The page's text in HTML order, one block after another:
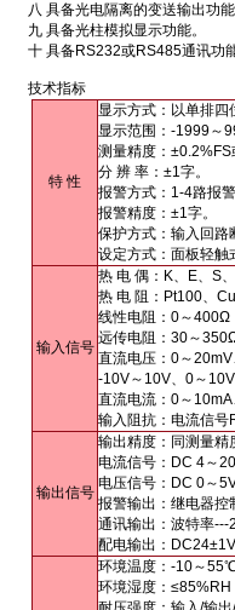
八 具备光电隔离的变送输出功
九 具备光柱模拟显示功能。
十 具备RS232或RS485通讯功
技术指标
特 性
显示方式：以单排
显示范围：-1999～
测量精度：
分 辨 率：±1字。
报警方式：1-4路报
报警精度：±1字。
保护方式：输入回路
设定方式：面板轻触
输入信号
热 电 偶：K、E、S
热 电 阻：Pt100、
线性电阻：0～400Ω
远传电阻：30～
直流电压：0～
-10V～10V、0～
直流电流：0～
输入阻抗：电流信
输出信号
输出精度：同测量精
电流信号：DC 4～
电压信号：DC 0～
报警输出：继电器控
通讯输出：波特率
配电输出：
环境温度：-10～
环境湿度：